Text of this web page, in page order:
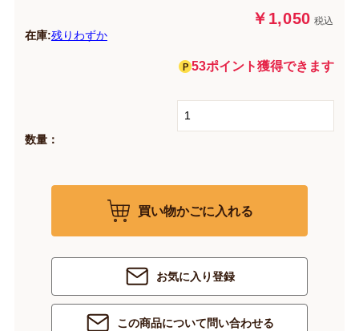
￥1,050 税込
在庫:残りわずか
53ポイント獲得できます
数量：
買い物かごに入れる
お気に入り登録
この商品について問い合わせる